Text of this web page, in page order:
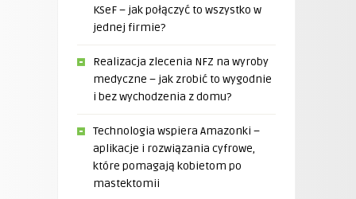
KSeF – jak połączyć to wszystko w
jednej firmie?
Realizacja zlecenia NFZ na wyroby
medyczne – jak zrobić to wygodnie
i bez wychodzenia z domu?
Technologia wspiera Amazonki –
aplikacje i rozwiązania cyfrowe,
które pomagają kobietom po
mastektomii